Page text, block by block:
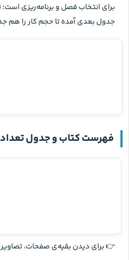
پس از تست‌های گفتاری، برای هر